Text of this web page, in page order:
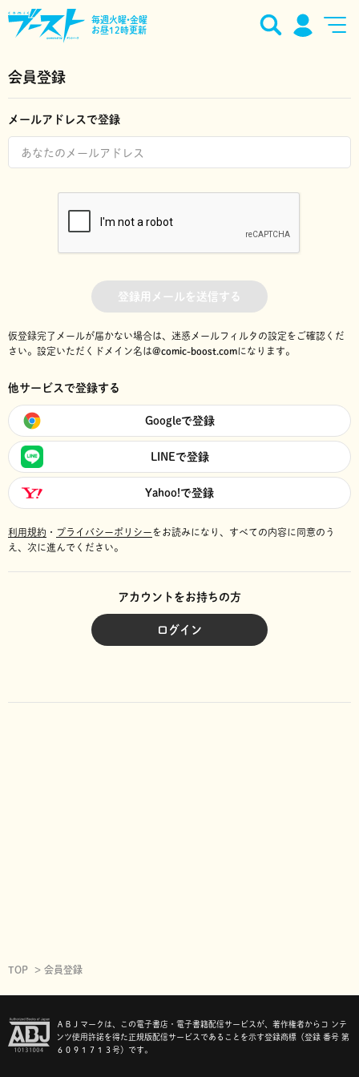
毎週火曜•金曜
お昼12時更新
会員登録
メールアドレスで登録
登録用メールを送信する
仮登録完了メールが届かない場合は、迷惑メールフィルタの設定をご確認くだ
さい。 設定いただくドメイン名は@comic-boost.comになります。
他サービスで登録する
Googleで登録
LINEで登録
Yahoo!で登録
利用規約 ・ プライバシーポリシーをお読みになり、 すべての内容に同意のう
え、次に進んでください。
アカウントをお持ちの方
ログイン
TOP 会員登録
ＡＢＪマークは、この電子書店・電子書籍配信サービスが、著作権者からコ ンテ
ンツ使用許諾を得た正規版配信サービスであることを示す登録商標（登録 番号 第
６０９１７１３号）です。